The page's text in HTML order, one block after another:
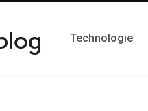
Technologie